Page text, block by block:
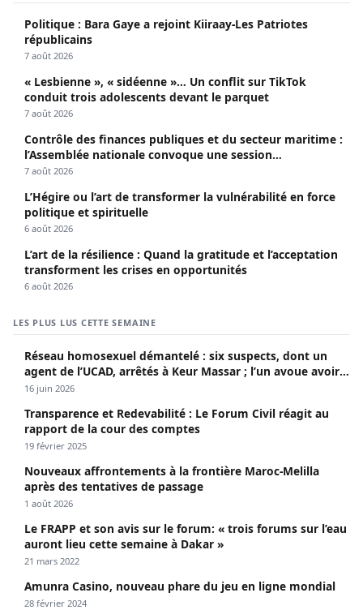
Politique : Bara Gaye a rejoint Kiiraay-Les Patriotes
républicains
7 août 2026
« Lesbienne », « sidéenne »… Un conflit sur TikTok
conduit trois adolescents devant le parquet
7 août 2026
Contrôle des finances publiques et du secteur maritime :
l’Assemblée nationale convoque une session
extraordinaire
7 août 2026
L’Hégire ou l’art de transformer la vulnérabilité en force
politique et spirituelle
6 août 2026
L’art de la résilience : Quand la gratitude et l’acceptation
transforment les crises en opportunités
6 août 2026
LES PLUS LUS CETTE SEMAINE
Réseau homosexuel démantelé : six suspects, dont un
agent de l’UCAD, arrêtés à Keur Massar ; l’un avoue avoir
propagé le VIH depuis 2018
16 juin 2026
Transparence et Redevabilité : Le Forum Civil réagit au
rapport de la cour des comptes
19 février 2025
Nouveaux affrontements à la frontière Maroc-Melilla
après des tentatives de passage
1 août 2026
Le FRAPP et son avis sur le forum: « trois forums sur l’eau
auront lieu cette semaine à Dakar »
21 mars 2022
Amunra Casino, nouveau phare du jeu en ligne mondial
28 février 2024